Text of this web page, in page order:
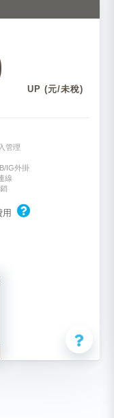
UP (元/未稅)
管理
IG外掛
線